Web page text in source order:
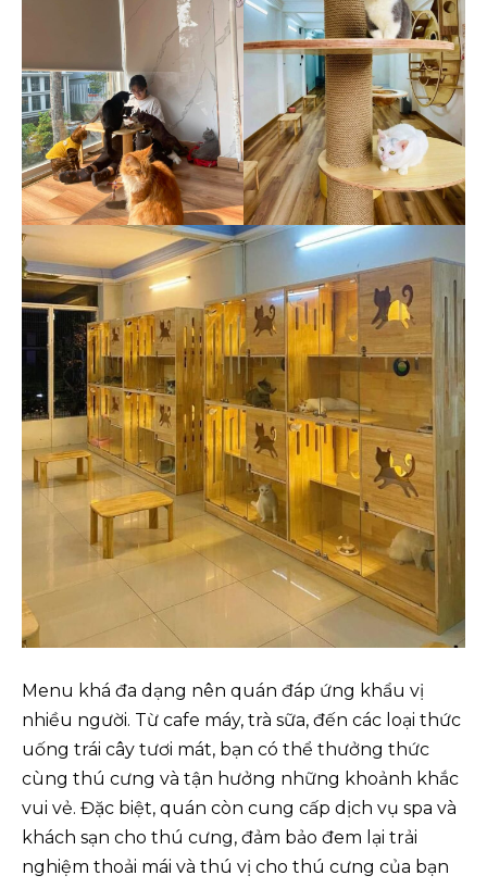
Menu khá đa dạng nên quán đáp ứng khẩu vị
nhiều người. Từ cafe máy, trà sữa, đến các loại thức
uống trái cây tươi mát, bạn có thể thưởng thức
cùng thú cưng và tận hưởng những khoảnh khắc
vui vẻ. Đặc biệt, quán còn cung cấp dịch vụ spa và
khách sạn cho thú cưng, đảm bảo đem lại trải
nghiệm thoải mái và thú vị cho thú cưng của bạn